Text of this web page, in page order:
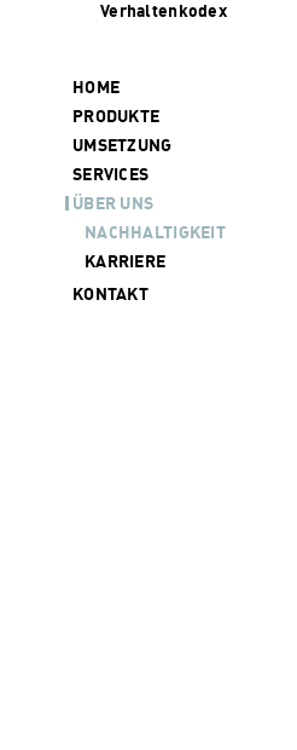
HOME
PRODUKTE
UMSETZUNG
SERVICES
ÜBER UNS
NACHHALTIGKEIT
KARRIERE
KONTAKT
Verhaltenkodex